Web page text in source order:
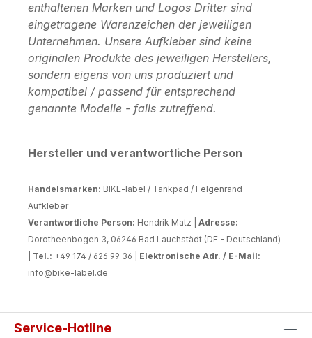
enthaltenen Marken und Logos Dritter sind
eingetragene Warenzeichen der jeweiligen
Unternehmen. Unsere Aufkleber sind keine
originalen Produkte des jeweiligen Herstellers,
sondern eigens von uns produziert und
kompatibel / passend für entsprechend
genannte Modelle - falls zutreffend.
Hersteller und verantwortliche Person
Handelsmarken: BIKE-label / Tankpad / Felgenrand
Aufkleber
Verantwortliche Person: Hendrik Matz | Adresse:
Dorotheenbogen 3, 06246 Bad Lauchstädt (DE - Deutschland)
Tel.: +49 174 / 626 99 36 | Elektronische Adr. / E-Mail:
info@bike-label.de
Service-Hotline